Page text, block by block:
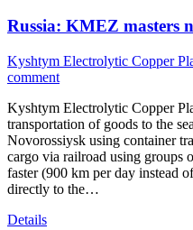
Russia: KMEZ masters
Kyshtym Electrolytic Copper
comment
Kyshtym Electrolytic Copper
transportation of goods to the
Novorossiysk using container
cargo via railroad using groups
faster (900 km per day instead
directly to the…
Details